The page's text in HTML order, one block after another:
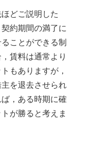
どご説明した
約期間の満了に
ことができる制
賃料は通常より
もありますが，
を退去させられ
，ある時期に確
が勝ると考えま